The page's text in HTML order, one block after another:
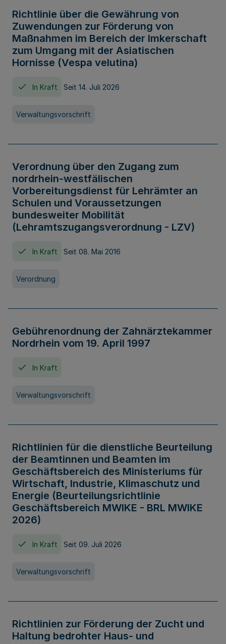
Richtlinie über die Gewährung von
Zuwendungen zur Förderung von
Maßnahmen im Bereich der Imkerschaft
zum Umgang mit der Asiatischen
Hornisse (Vespa velutina)
In Kraft Seit 14. Juli 2026
Verwaltungsvorschrift
Verordnung über den Zugang zum
nordrhein-westfälischen
Vorbereitungsdienst für Lehrämter an
Schulen und Voraussetzungen
bundesweiter Mobilität
(Lehramtszugangsverordnung - LZV)
In Kraft Seit 08. Mai 2016
Verordnung
Gebührenordnung der Zahnärztekammer
Nordrhein vom 19. April 1997
In Kraft
Verwaltungsvorschrift
Richtlinien für die dienstliche Beurteilung
der Beamtinnen und Beamten im
Geschäftsbereich des Ministeriums für
Wirtschaft, Industrie, Klimaschutz und
Energie (Beurteilungsrichtlinie
Geschäftsbereich MWIKE - BRL MWIKE
2026)
In Kraft Seit 09. Juli 2026
Verwaltungsvorschrift
Richtlinien zur Förderung der Zucht und
Haltung bedrohter Haus- und